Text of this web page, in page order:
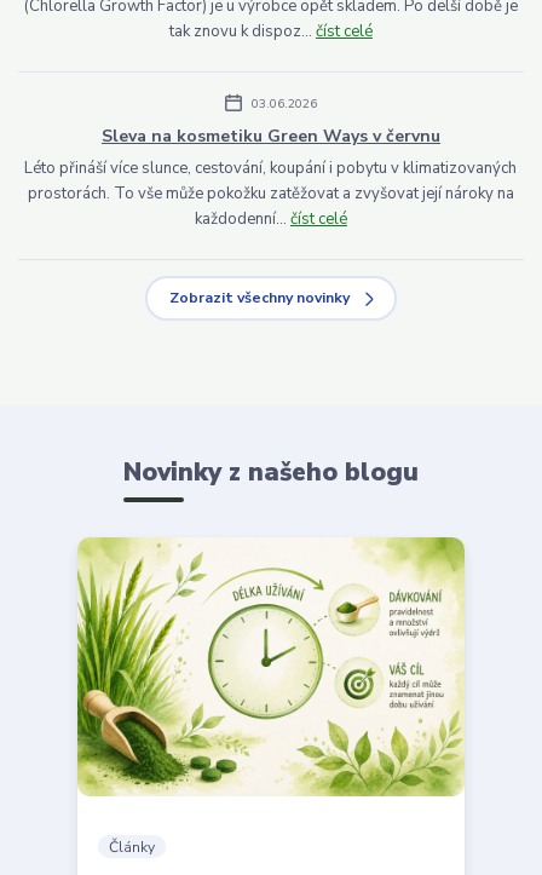
(Chlorella Growth Factor) je u výrobce opět skladem. Po delší době je
tak znovu k dispoz... číst celé
03.06.2026
Sleva na kosmetiku Green Ways v červnu
Léto přináší více slunce, cestování, koupání i pobytu v klimatizovaných
prostorách. To vše může pokožku zatěžovat a zvyšovat její nároky na
každodenní... číst celé
Zobrazit všechny novinky
Novinky z našeho blogu
Články